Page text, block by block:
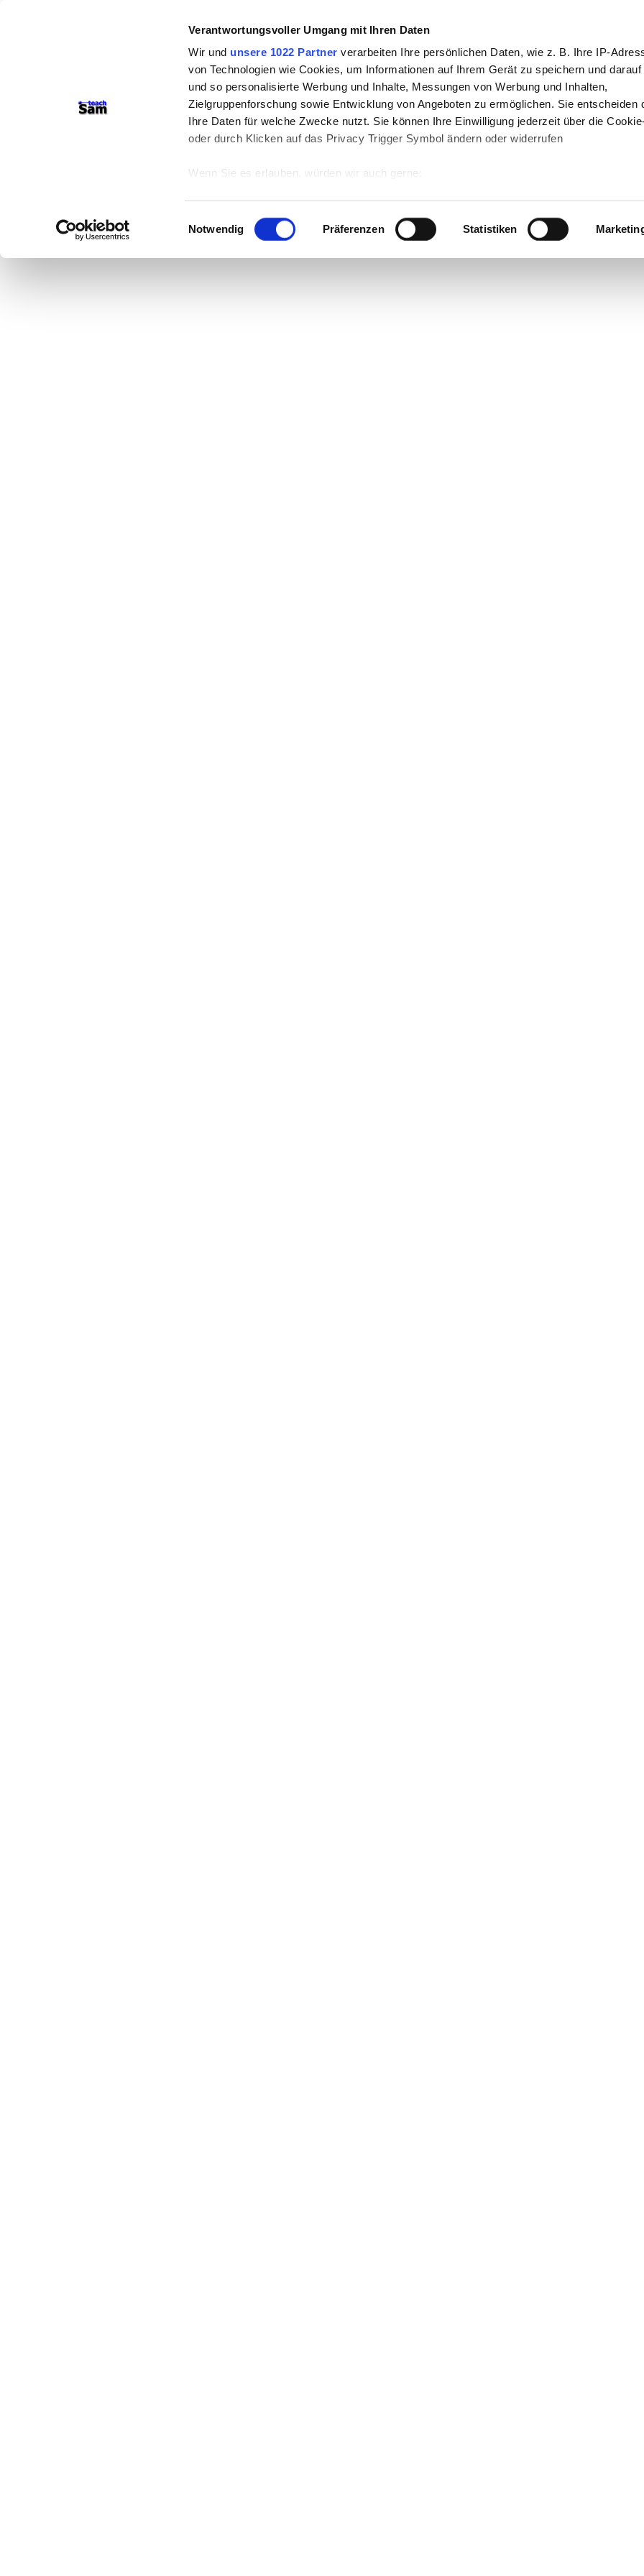
Verantwortungsvoller Umgang mit Ihren Daten
Wir und unsere 1022 Partner verarbeiten Ihre persönlichen Daten, wie z. B. Ihre IP-
von Technologien wie Cookies, um Informationen auf Ihrem Gerät zu speichern und
und so personalisierte Werbung und Inhalte, Messungen von Werbung und Inhalten,
Zielgruppenforschung sowie Entwicklung von Angeboten zu ermöglichen. Sie entscheiden
Ihre Daten für welche Zwecke nutzt. Sie können Ihre Einwilligung jederzeit über die
oder durch Klicken auf das Privacy Trigger Symbol ändern oder widerrufen
Wenn Sie es erlauben, würden wir auch gerne:
Ihr Gerät durch aktives Scannen nach bestimmten Merkmalen (Fingerprinting)
Erfahren Sie mehr darüber, wie Ihre persönlichen Daten verarbeitet werden, und legen Sie
Präferenzen imAbschnitt Einzelheitenfest.
Einwilligungsauswahl
Notwendig Präferenzen Statistiken